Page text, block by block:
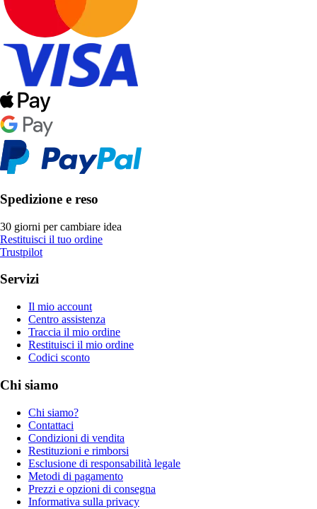
Spedizione e reso
30 giorni per cambiare idea
Restituisci il tuo ordine
Trustpilot
Servizi
Il mio account
Centro assistenza
Traccia il mio ordine
Restituisci il mio ordine
Codici sconto
Chi siamo
Chi siamo?
Contattaci
Condizioni di vendita
Restituzioni e rimborsi
Esclusione di responsabilità legale
Metodi di pagamento
Prezzi e opzioni di consegna
Informativa sulla privacy